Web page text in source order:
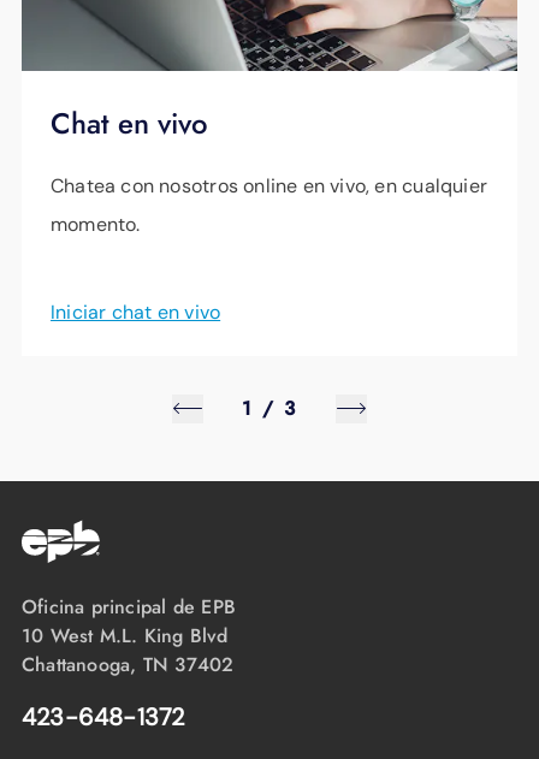
Chat en vivo
Chatea con nosotros online en vivo, en cualquier
momento.
Iniciar chat en vivo
1 / 3
Oficina principal de EPB
10 West M.L. King Blvd
Chattanooga, TN 37402
423-648-1372